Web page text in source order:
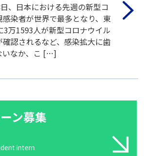
、日本における先週の新型コ
染者が世界で最多となり、東
3万1593人が新型コロナウイル
認されるなど、感染拡大に歯
いなか、こ […]
ン募集
intern